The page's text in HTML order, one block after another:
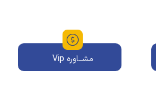
مشــاوره Vip